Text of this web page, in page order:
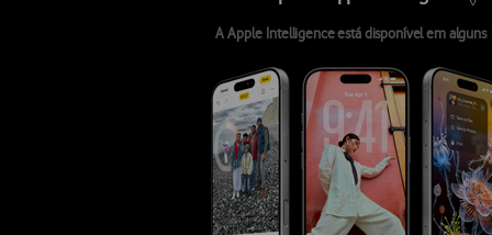
A Apple Intelligence está disponível em alguns